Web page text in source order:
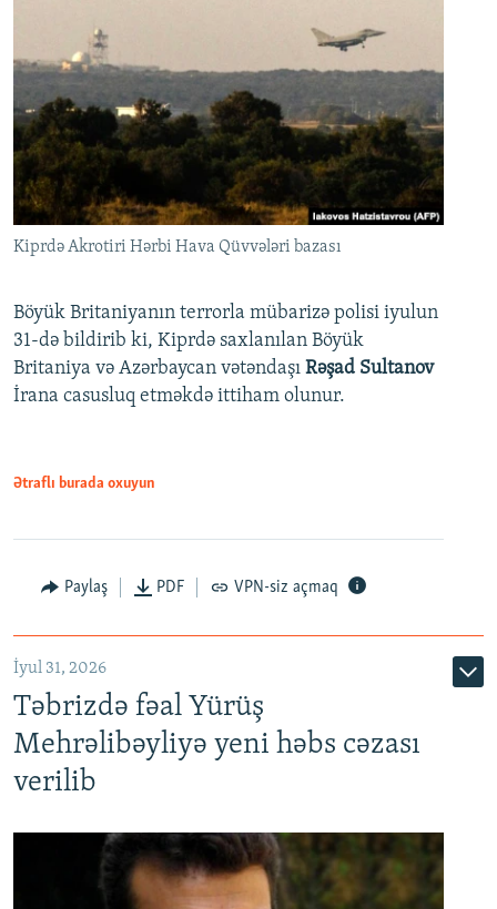
Kiprdə Akrotiri Hərbi Hava Qüvvələri bazası
Böyük Britaniyanın terrorla mübarizə polisi iyulun
31-də bildirib ki, Kiprdə saxlanılan Böyük
Britaniya və Azərbaycan vətəndaşı Rəşad Sultanov
İrana casusluq etməkdə ittiham olunur.
Ətraflı burada oxuyun
Paylaş PDF VPN-siz açmaq
İyul 31, 2026
Təbrizdə fəal Yürüş
Mehrəlibəyliyə yeni həbs cəzası
verilib